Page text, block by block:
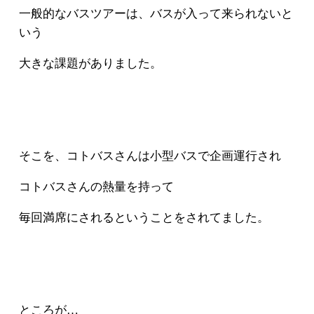
一般的なバスツアーは、バスが入って来られないと
いう
大きな課題がありました。
そこを、コトバスさんは小型バスで企画運行され
コトバスさんの熱量を持って
毎回満席にされるということをされてました。
ところが…